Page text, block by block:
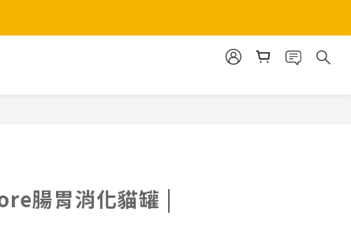
腸胃消化貓罐 |